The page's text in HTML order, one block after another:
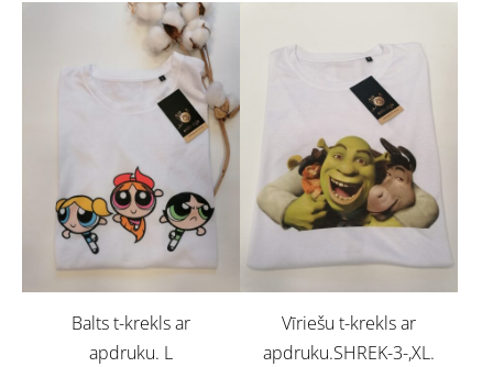
Balts t-krekls ar
apdruku. L
Vīriešu t-krekls ar
apdruku.SHREK-3-,XL.